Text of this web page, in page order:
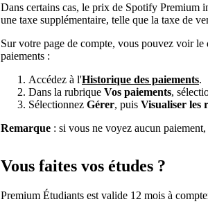
Dans certains cas, le prix de Spotify Premium
une taxe supplémentaire, telle que la taxe de
Sur votre page de compte, vous pouvez voir
paiements :
Accédez à l'Historique des paiements.
Dans la rubrique Vos paiements,
Sélectionnez Gérer, puis Visualiser les
Remarque : si vous ne voyez aucun
Vous faites vos études ?
Premium Étudiants est valide 12 mois à